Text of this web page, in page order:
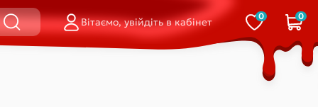
Вітаємо, увійдіть в кабінет 0 0